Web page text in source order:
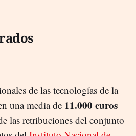
de las tecnologías de la
una media de 11.000 euros
las retribuciones del conjunto